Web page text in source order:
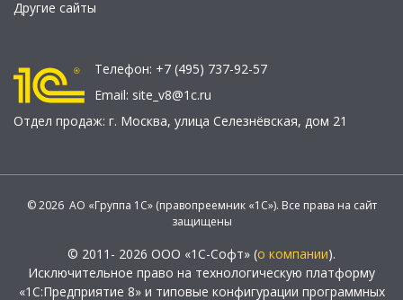
Другие сайты
Телефон: +7 (495) 737-92-57
Email: site_v8@1c.ru
Отдел продаж: г. Москва, улица Селезнёвская, дом 21
© 2026 АО «Группа 1С» (правопреемник «1С»). Все права на сайт
защищены
© 2011- 2026 ООО «1С-Софт» (о компании).
Исключительное право на технологическую платформу
«1С:Предприятие 8» и типовые конфигурации программных